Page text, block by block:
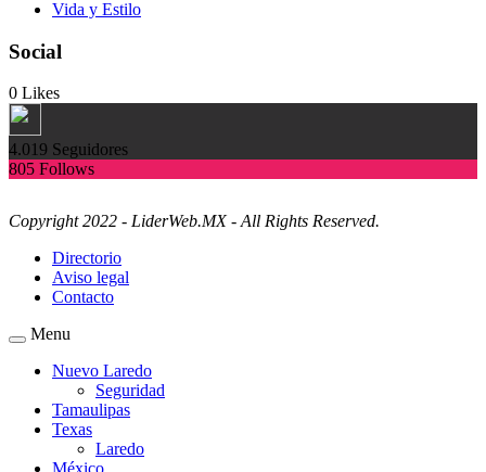
Vida y Estilo
Social
0 Likes
4.019 Seguidores
805 Follows
Copyright 2022 - LiderWeb.MX - All Rights Reserved.
Directorio
Aviso legal
Contacto
Menu
Nuevo Laredo
Seguridad
Tamaulipas
Texas
Laredo